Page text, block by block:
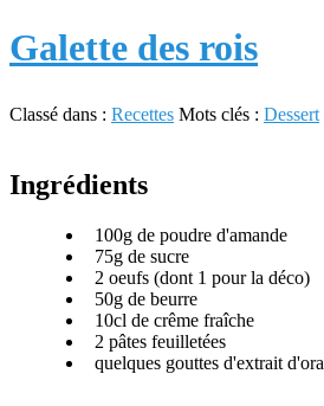
Galette des rois
Classé dans : Recettes Mots clés : Dessert
Ingrédients
100g de poudre d'amande
75g de sucre
2 oeufs (dont 1 pour la déco)
50g de beurre
10cl de crême fraîche
2 pâtes feuilletées
quelques gouttes d'extrait